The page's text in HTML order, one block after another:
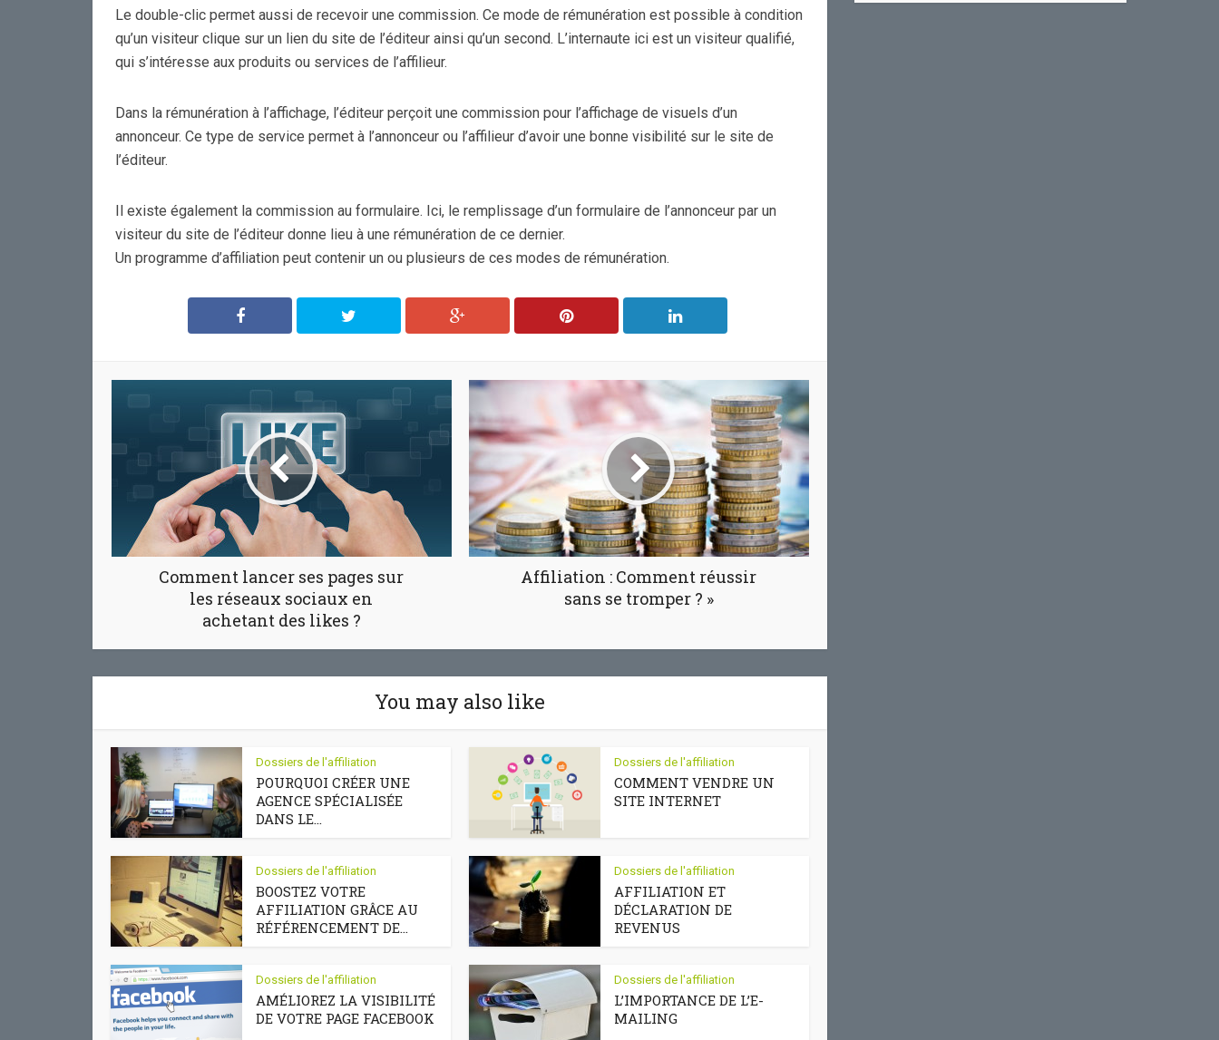
Le double-clic permet aussi de recevoir une commission. Ce mode de rémunération est possible à condition
qu’un visiteur clique sur un lien du site de l’éditeur ainsi qu’un second. L’internaute ici est un visiteur qualifié,
qui s’intéresse aux produits ou services de l’affilieur.
Dans la rémunération à l’affichage, l’éditeur perçoit une commission pour l’affichage de visuels d’un
annonceur. Ce type de service permet à l’annonceur ou l’affilieur d’avoir une bonne visibilité sur le site de
l’éditeur.
Il existe également la commission au formulaire. Ici, le remplissage d’un formulaire de l’annonceur par un
visiteur du site de l’éditeur donne lieu à une rémunération de ce dernier.
Un programme d’affiliation peut contenir un ou plusieurs de ces modes de rémunération.
Comment lancer ses pages sur
les réseaux sociaux en
achetant des likes ?
Affiliation : Comment réussir
sans se tromper ? »
You may also like
Dossiers de l'affiliation
POURQUOI CRÉER UNE
AGENCE SPÉCIALISÉE
DANS LE...
Dossiers de l'affiliation
COMMENT VENDRE UN
SITE INTERNET
Dossiers de l'affiliation
BOOSTEZ VOTRE
AFFILIATION GRÂCE AU
RÉFÉRENCEMENT DE...
Dossiers de l'affiliation
AFFILIATION ET
DÉCLARATION DE
REVENUS
Dossiers de l'affiliation
AMÉLIOREZ LA VISIBILITÉ
DE VOTRE PAGE FACEBOOK
Dossiers de l'affiliation
L’IMPORTANCE DE L’E-
MAILING